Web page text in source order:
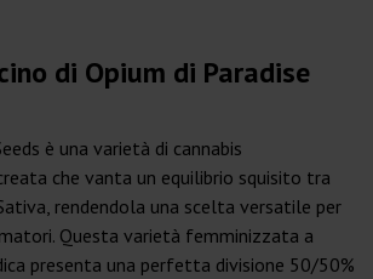
di Opium di Paradise
è una varietà di cannabis
che vanta un equilibrio squisito tra
rendendola una scelta versatile per
Questa varietà femminizzata a
presenta una perfetta divisione 50/50%